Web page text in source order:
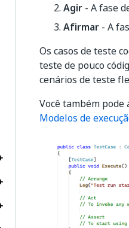
Agir - A fase
Afirmar - A
Os casos de teste
teste de pouco
cenários de teste
Você também pode
Modelos de